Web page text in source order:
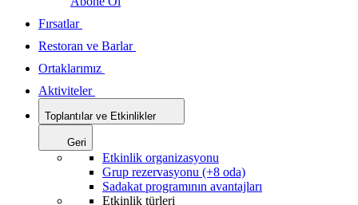
Fırsatlar
Restoran ve Barlar
Ortaklarımız
Aktiviteler
Toplantılar ve Etkinlikler
Geri
Etkinlik organizasyonu
Grup rezervasyonu (+8 oda)
Sadakat programının avantajları
Etkinlik türleri